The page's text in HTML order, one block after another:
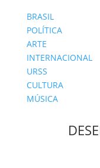
BRASIL
POLÍTICA
ARTE
INTERNACIONAL
URSS
CULTURA
MÚSICA